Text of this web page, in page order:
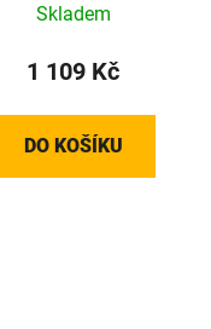
reflex
Skladem
1 109 Kč
DO KOŠÍKU